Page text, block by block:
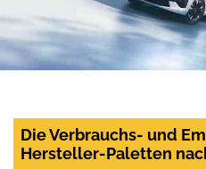
Die Verbrauchs- und
Hersteller-Paletten